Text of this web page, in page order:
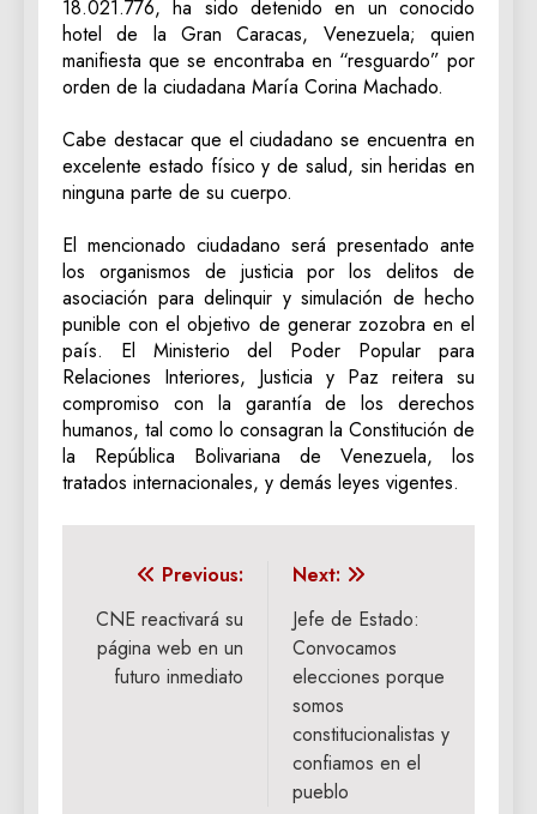
18.021.776, ha sido detenido en un conocido
hotel de la Gran Caracas, Venezuela; quien
manifiesta que se encontraba en “resguardo” por
orden de la ciudadana María Corina Machado.
Cabe destacar que el ciudadano se encuentra en
excelente estado físico y de salud, sin heridas en
ninguna parte de su cuerpo.
El mencionado ciudadano será presentado ante
los organismos de justicia por los delitos de
asociación para delinquir y simulación de hecho
punible con el objetivo de generar zozobra en el
país. El Ministerio del Poder Popular para
Relaciones Interiores, Justicia y Paz reitera su
compromiso con la garantía de los derechos
humanos, tal como lo consagran la Constitución de
la República Bolivariana de Venezuela, los
tratados internacionales, y demás leyes vigentes.
Navegación
de
entradas
Previous:
CNE reactivará su
página web en un
futuro inmediato
Next:
Jefe de Estado:
Convocamos
elecciones porque
somos
constitucionalistas y
confiamos en el
pueblo